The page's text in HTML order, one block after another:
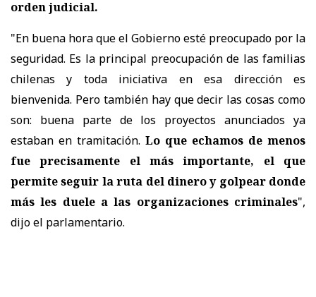
orden judicial.
"En buena hora que el Gobierno esté preocupado por la
seguridad. Es la principal preocupación de las familias
chilenas y toda iniciativa en esa dirección es
bienvenida. Pero también hay que decir las cosas como
son: buena parte de los proyectos anunciados ya
estaban en tramitación. Lo que echamos de menos
fue precisamente el más importante, el que
permite seguir la ruta del dinero y golpear donde
más les duele a las organizaciones criminales",
dijo el parlamentario.